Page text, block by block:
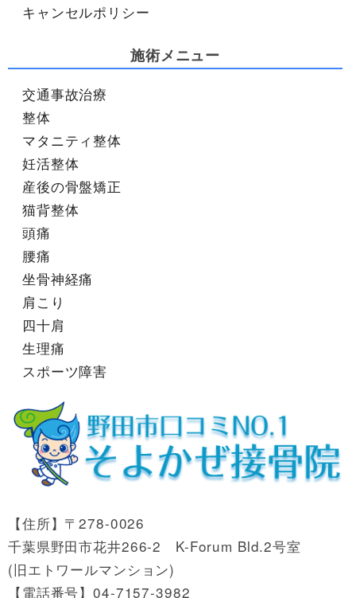
キャンセルポリシー
施術メニュー
交通事故治療
整体
マタニティ整体
妊活整体
産後の骨盤矯正
猫背整体
頭痛
腰痛
坐骨神経痛
肩こり
四十肩
生理痛
スポーツ障害
【住所】〒278-0026
千葉県野田市花井266-2 K-Forum Bld.2号室
(旧エトワールマンション)
【電話番号】04-7157-3982